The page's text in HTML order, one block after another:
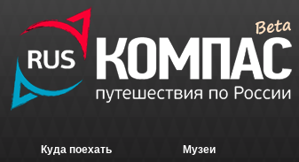
Куда поехать
Музеи